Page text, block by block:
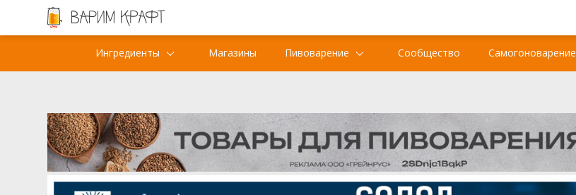
Ингредиенты Магазины Пивоварение Сообщество Самогоноварение